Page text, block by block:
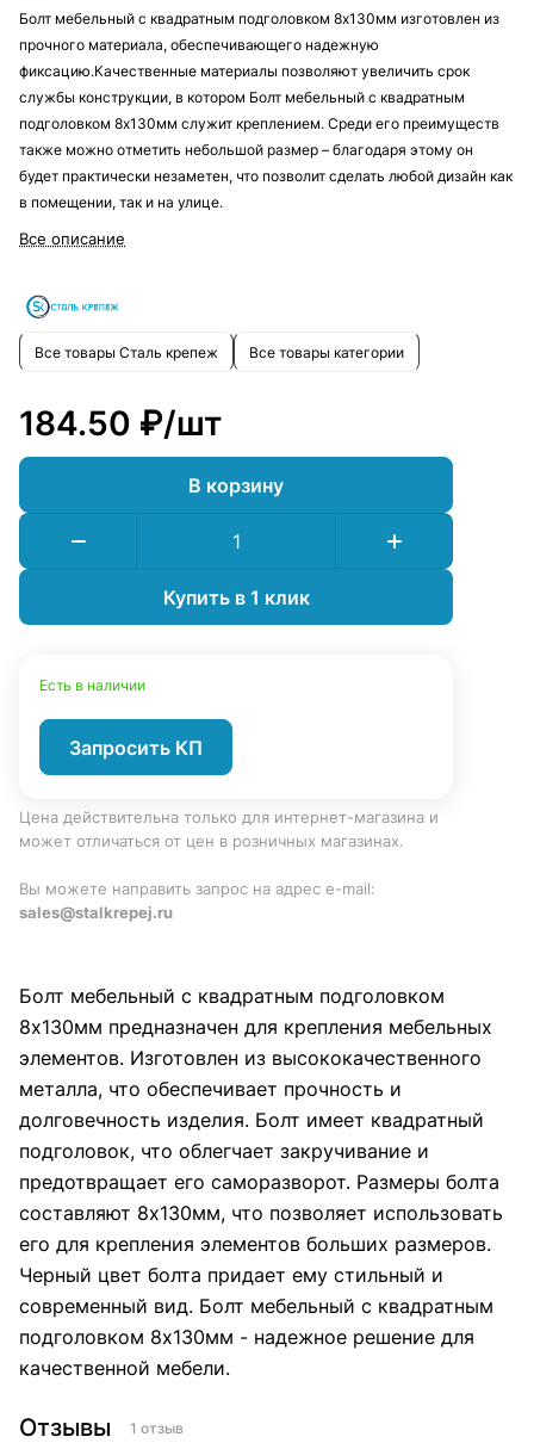
Болт мебельный с квадратным подголовком 8х130мм изготовлен из
прочного материала, обеспечивающего надежную
фиксацию.Качественные материалы позволяют увеличить срок
службы конструкции, в котором Болт мебельный с квадратным
подголовком 8х130мм служит креплением. Среди его преимуществ
также можно отметить небольшой размер – благодаря этому он
будет практически незаметен, что позволит сделать любой дизайн как
в помещении, так и на улице.
Все описание
Все товары Сталь крепеж Все товары категории
184.50 ₽/шт
В корзину
Купить в 1 клик
Есть в наличии
Запросить КП
Цена действительна только для интернет-магазина и
может отличаться от цен в розничных магазинах.
Вы можете направить запрос на адрес e-mail:
sales@stalkrepej.ru
Болт мебельный с квадратным подголовком
8х130мм предназначен для крепления мебельных
элементов. Изготовлен из высококачественного
металла, что обеспечивает прочность и
долговечность изделия. Болт имеет квадратный
подголовок, что облегчает закручивание и
предотвращает его саморазворот. Размеры болта
составляют 8х130мм, что позволяет использовать
его для крепления элементов больших размеров.
Черный цвет болта придает ему стильный и
современный вид. Болт мебельный с квадратным
подголовком 8х130мм - надежное решение для
качественной мебели.
Отзывы 1 отзыв